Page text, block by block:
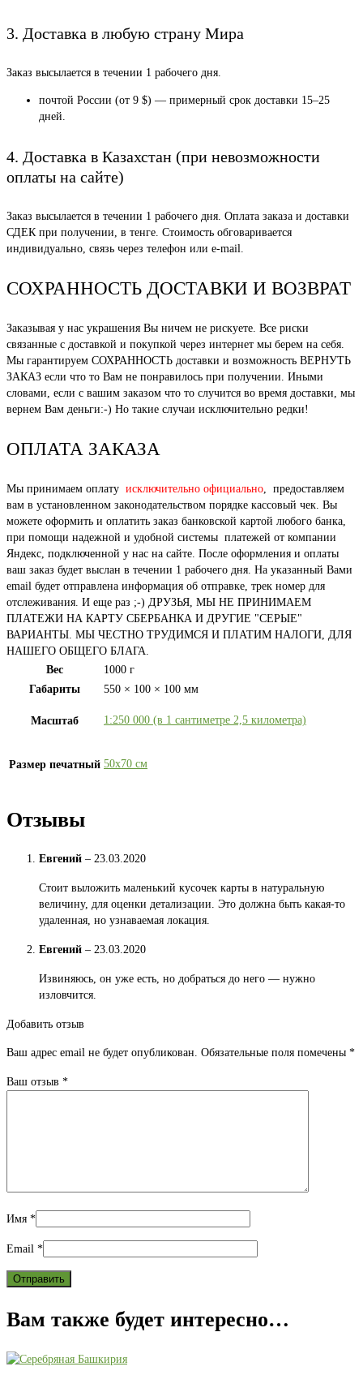
3. Доставка в любую страну Мира
Заказ высылается в течении 1 рабочего дня.
почтой России (от 9 $) — примерный срок доставки 15–25
дней.
4. Доставка в Казахстан (при невозможности
оплаты на сайте)
Заказ высылается в течении 1 рабочего дня. Оплата заказа и доставки
СДЕК при получении, в тенге. Стоимость обговаривается
индивидуально, связь через телефон или e-mail.
СОХРАННОСТЬ ДОСТАВКИ И ВОЗВРАТ
Заказывая у нас украшения Вы ничем не рискуете. Все риски
связанные с доставкой и покупкой через интернет мы берем на себя.
Мы гарантируем СОХРАННОСТЬ доставки и возможность ВЕРНУТЬ
ЗАКАЗ если что то Вам не понравилось при получении. Иными
словами, если с вашим заказом что то случится во время доставки, мы
вернем Вам деньги:-) Но такие случаи исключительно редки!
ОПЛАТА ЗАКАЗА
Мы принимаем оплату исключительно официально, предоставляем
вам в установленном законодательством порядке кассовый чек. Вы
можете оформить и оплатить заказ банковской картой любого банка,
при помощи надежной и удобной системы платежей от компании
Яндекс, подключенной у нас на сайте. После оформления и оплаты
ваш заказ будет выслан в течении 1 рабочего дня. На указанный Вами
email будет отправлена информация об отправке, трек номер для
отслеживания. И еще раз ;-) ДРУЗЬЯ, МЫ НЕ ПРИНИМАЕМ
ПЛАТЕЖИ НА КАРТУ СБЕРБАНКА И ДРУГИЕ "СЕРЫЕ"
ВАРИАНТЫ. МЫ ЧЕСТНО ТРУДИМСЯ И ПЛАТИМ НАЛОГИ, ДЛЯ
НАШЕГО ОБЩЕГО БЛАГА.
Вес
1000 г
Габариты
550 × 100 × 100 мм
Масштаб 1:250 000 (в 1 сантиметре 2,5 километра)
Размер печатный 50х70 см
Отзывы
Евгений – 23.03.2020
Стоит выложить маленький кусочек карты в натуральную
величину, для оценки детализации. Это должна быть какая-то
удаленная, но узнаваемая локация.
Евгений – 23.03.2020
Извиняюсь, он уже есть, но добраться до него — нужно
изловчится.
Добавить отзыв
Ваш адрес email не будет опубликован. Обязательные поля помечены *
Ваш отзыв *
Имя *
Email *
Вам также будет интересно…